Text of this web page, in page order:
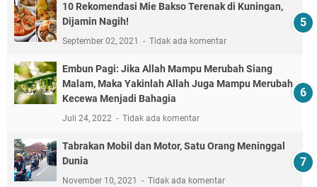
10 Rekomendasi Mie Bakso Terenak di Kuningan,
Dijamin Nagih!
September 02, 2021 Tidak ada komentar
Embun Pagi: Jika Allah Mampu Merubah Siang
Malam, Maka Yakinlah Allah Juga Mampu Merubah
Kecewa Menjadi Bahagia
Juli 24, 2022 Tidak ada komentar
Tabrakan Mobil dan Motor, Satu Orang Meninggal
Dunia
November 10, 2021 Tidak ada komentar